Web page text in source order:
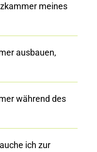
meines
ausbauen,
während des
ich zur